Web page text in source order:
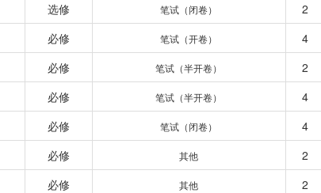
选修 笔试（闭卷） 2
必修 笔试（开卷） 4
必修 笔试（半开卷） 2
必修 笔试（半开卷） 4
必修 笔试（闭卷） 4
必修 其他 2
必修 其他 2